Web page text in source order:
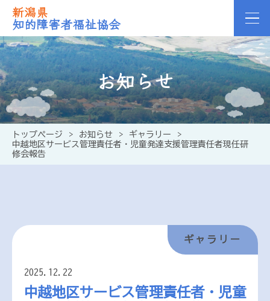
新潟県
知的障害者福祉協会
お知らせ
トップページ > お知らせ > ギャラリー
>
中越地区サービス管理責任者・児童発達支援管理責任者現任研
修会報告
2025.12.22
中越地区サービス管理責任者・児童
ギャラリー